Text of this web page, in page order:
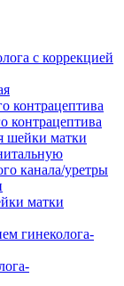
с коррекцией
контрацептива
контрацептива
шейки матки
канала/уретры
матки
гинеколога-